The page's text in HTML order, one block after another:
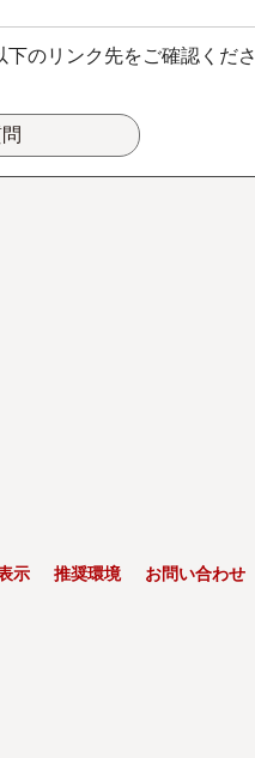
のリンク先をご確認くださ
示 推奨環境
お問い合わせ